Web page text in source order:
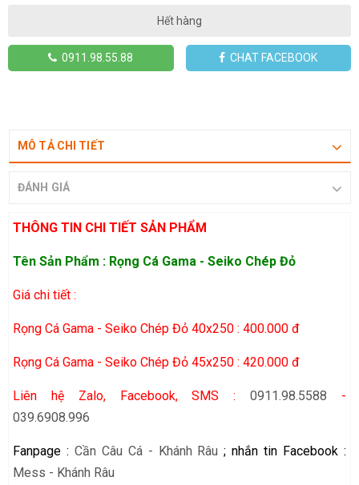
Hết hàng
0911.98.55.88 CHAT FACEBOOK
MÔ TẢ CHI TIẾT
ĐÁNH GIÁ
THÔNG TIN CHI TIẾT SẢN PHẨM
Tên Sản Phẩm : Rọng Cá Gama - Seiko Chép Đỏ
Giá chi tiết :
Rọng Cá Gama - Seiko Chép Đỏ 40x250 : 400.000 đ
Rọng Cá Gama - Seiko Chép Đỏ 45x250 : 420.000 đ
Liên hệ Zalo, Facebook, SMS :0911.98.5588 -
039.6908.996
Fanpage : Cần Câu Cá - Khánh Râu ; nhắn tin Facebook :
Mess - Khánh Râu